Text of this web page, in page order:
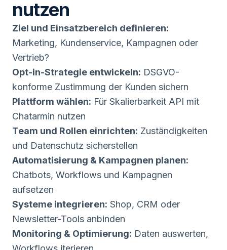
nutzen
Ziel und Einsatzbereich definieren:
Marketing, Kundenservice, Kampagnen oder
Vertrieb?
Opt-in-Strategie entwickeln: DSGVO-
konforme Zustimmung der Kunden sichern
Plattform wählen: Für Skalierbarkeit API mit
Chatarmin nutzen
Team und Rollen einrichten: Zuständigkeiten
und Datenschutz sicherstellen
Automatisierung & Kampagnen planen:
Chatbots, Workflows und Kampagnen
aufsetzen
Systeme integrieren: Shop, CRM oder
Newsletter-Tools anbinden
Monitoring & Optimierung: Daten auswerten,